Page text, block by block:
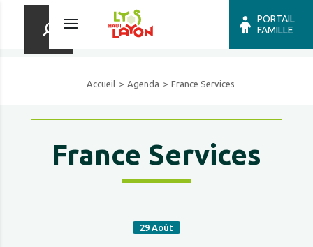
PORTAIL
FAMILLE
Accueil Agenda France Services
France Services
29 Août